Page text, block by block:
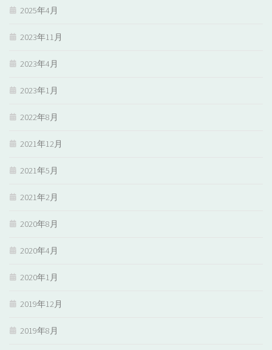
2025年4月
2023年11月
2023年4月
2023年1月
2022年8月
2021年12月
2021年5月
2021年2月
2020年8月
2020年4月
2020年1月
2019年12月
2019年8月